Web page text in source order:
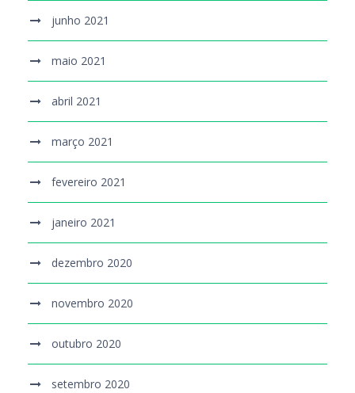
junho 2021
maio 2021
abril 2021
março 2021
fevereiro 2021
janeiro 2021
dezembro 2020
novembro 2020
outubro 2020
setembro 2020